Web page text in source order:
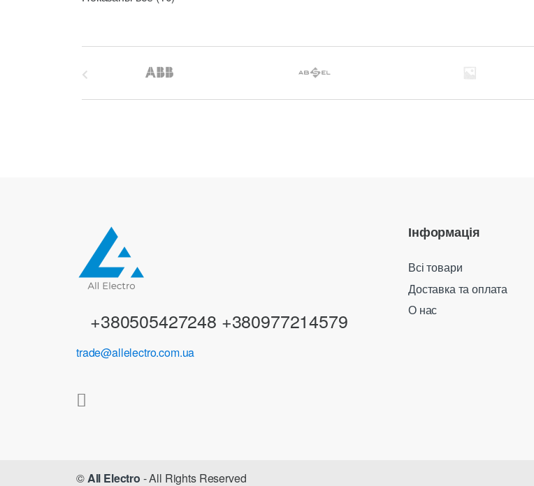
+380505427248 +380977214579
trade@allelectro.com.ua
Інформація
Всі товари
Доставка та оплата
О нас
©All Electro - All Rights Reserved